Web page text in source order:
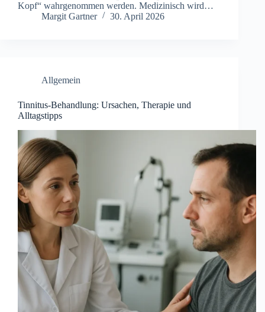
Kop︇f“ wah︇rgenommen wer︇den. Med︇izinisch wir︇d…
Margit Gartner
30. April 2026
Allgemein
Tinnitus-Behandlung: Ursachen, Therapie und
Alltagstipps